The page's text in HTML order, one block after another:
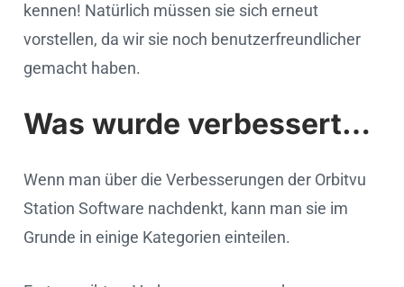
kennen! Natürlich müssen sie sich erneut
vorstellen, da wir sie noch benutzerfreundlicher
gemacht haben.
Was wurde verbessert…
Wenn man über die Verbesserungen der Orbitvu
Station Software nachdenkt, kann man sie im
Grunde in einige Kategorien einteilen.